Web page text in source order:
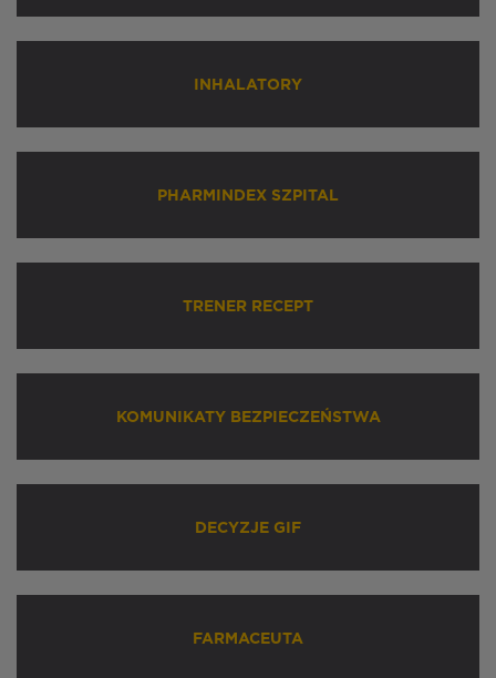
INHALATORY
PHARMINDEX SZPITAL
TRENER RECEPT
KOMUNIKATY BEZPIECZEŃSTWA
DECYZJE GIF
FARMACEUTA